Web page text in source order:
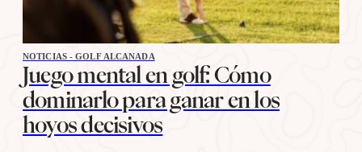
NOTICIAS - GOLF ALCANADA
Juego mental en golf: Cómo
dominarlo para ganar en los
hoyos decisivos